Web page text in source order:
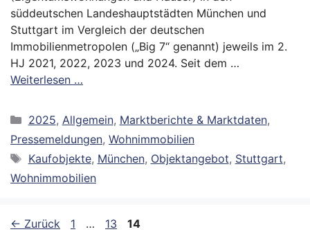
süddeutschen Landeshauptstädten München und
Stuttgart im Vergleich der deutschen
Immobilienmetropolen („Big 7“ genannt) jeweils im 2.
HJ 2021, 2022, 2023 und 2024. Seit dem …
Weiterlesen …
Kategorien
2025, Allgemein, Marktberichte & Marktdaten,
Pressemeldungen, Wohnimmobilien
Schlagwörter
Kaufobjekte, München, Objektangebot, Stuttgart,
Wohnimmobilien
← Zurück Seite
1 … Seite
13 Seite
14